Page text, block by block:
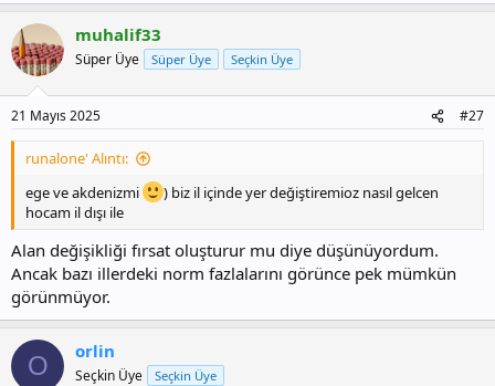
muhalif33
Süper Üye Süper Üye Seçkin Üye
21 Mayıs 2025 #27
runalone' Alıntı:
ege ve akdenizmi
) biz il içinde yer değiştiremioz nasıl gelcen
hocam il dışı ile
Alan değişikliği fırsat oluşturur mu diye düşünüyordum.
Ancak bazı illerdeki norm fazlalarını görünce pek mümkün
görünmüyor.
O orlin
Seçkin Üye Seçkin Üye